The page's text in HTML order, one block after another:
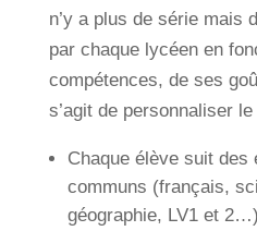
n’y a plus de série mais
par chaque lycéen en
compétences, de ses
s’agit de personnaliser
Chaque élève suit des
communs (français,
géographie, LV1 et